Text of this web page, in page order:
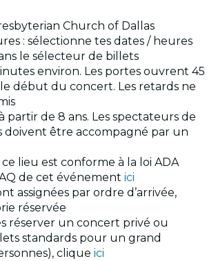
Church of Dallas
: sélectionne tes dates / heures
le sélecteur de billets
environ. Les portes ouvrent 45
début du concert. Les retards ne
partir de 8 ans. Les spectateurs de
doivent être accompagné par un
ce lieu est conforme à la loi ADA
de cet événement ici
assignées par ordre d’arrivée,
réservée
réserver un concert privé ou
standards pour un grand
clique ici